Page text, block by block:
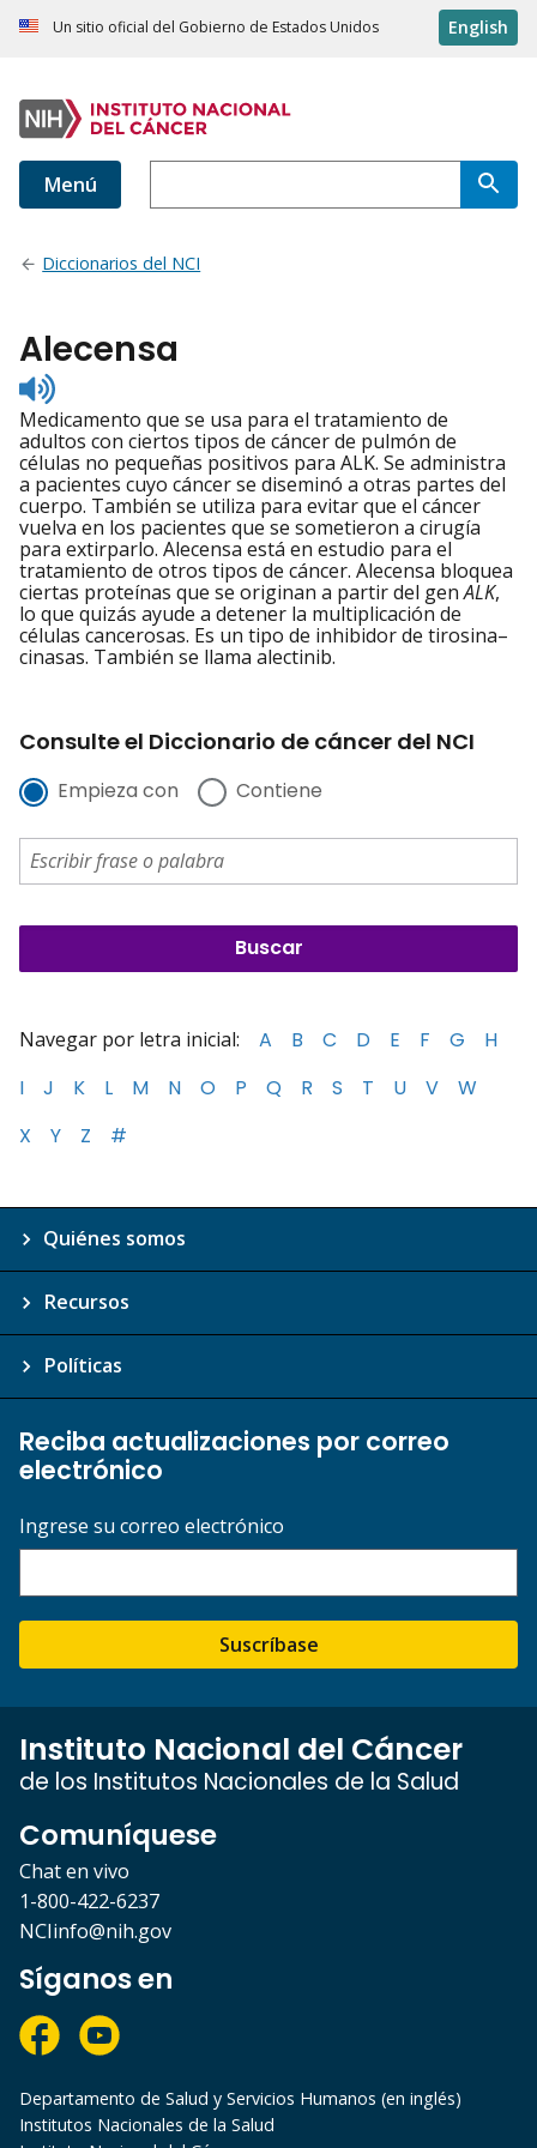
Un sitio oficial del Gobierno de Estados Unidos English
Menú
Diccionarios del NCI
Alecensa
Listen
to
pronunciation
Medicamento que se usa para el tratamiento de
adultos con ciertos tipos de cáncer de pulmón de
células no pequeñas positivos para ALK. Se administra
a pacientes cuyo cáncer se diseminó a otras partes del
cuerpo. También se utiliza para evitar que el cáncer
vuelva en los pacientes que se sometieron a cirugía
para extirparlo. Alecensa está en estudio para el
tratamiento de otros tipos de cáncer. Alecensa bloquea
ciertas proteínas que se originan a partir del genALK,
lo que quizás ayude a detener la multiplicación de
células cancerosas. Es un tipo de inhibidor de tirosina–
cinasas. También se llama alectinib.
Consulte el Diccionario de cáncer del NCI
Empieza con Contiene
Navegar por letra inicial: A B C D E F G
H
I
J K L M N O P Q R S T U V
W
X
Y Z #
Quiénes somos
Recursos
Políticas
Reciba actualizaciones por correo
electrónico
Ingrese su correo electrónico
Suscríbase
Instituto Nacional del Cáncer
de los Institutos Nacionales de la Salud
Comuníquese
Chat en vivo
1-800-422-6237
NCIinfo@nih.gov
Síganos en
Departamento de Salud y Servicios Humanos (en inglés)
Institutos Nacionales de la Salud